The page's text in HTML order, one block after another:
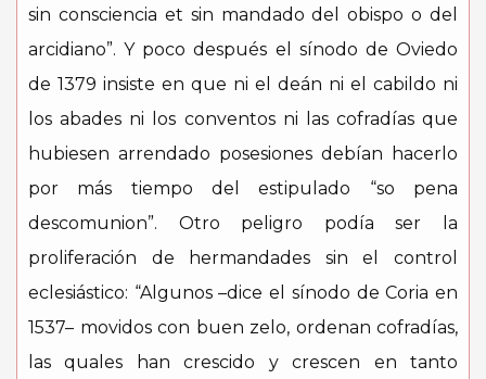
sin consciencia et sin mandado del obispo o del
arcidiano”. Y poco después el sínodo de Oviedo
de 1379 insiste en que ni el deán ni el cabildo ni
los abades ni los conventos ni las cofradías que
hubiesen arrendado posesiones debían hacerlo
por más tiempo del estipulado “so pena
descomunion”. Otro peligro podía ser la
proliferación de hermandades sin el control
eclesiástico: “Algunos –dice el sínodo de Coria en
1537– movidos con buen zelo, ordenan cofradías,
las quales han crescido y crescen en tanto